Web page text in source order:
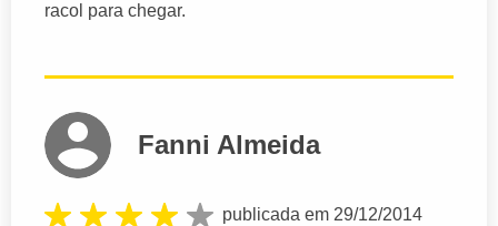
racol para chegar.
Fanni Almeida
publicada em 29/12/2014